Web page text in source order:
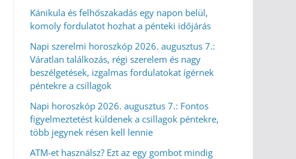
Kánikula és felhőszakadás egy napon belül,
komoly fordulatot hozhat a pénteki időjárás
Napi szerelmi horoszkóp 2026. augusztus 7.:
Váratlan találkozás, régi szerelem és nagy
beszélgetések, izgalmas fordulatokat ígérnek
péntekre a csillagok
Napi horoszkóp 2026. augusztus 7.: Fontos
figyelmeztetést küldenek a csillagok péntekre,
több jegynek résen kell lennie
ATM-et használsz? Ezt az egy gombot mindig